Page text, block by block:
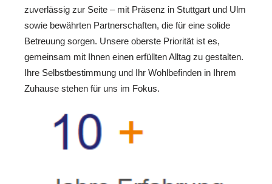
zuverlässig zur Seite – mit Präsenz in Stuttgart und Ulm
sowie bewährten Partnerschaften, die für eine solide
Betreuung sorgen. Unsere oberste Priorität ist es,
gemeinsam mit Ihnen einen erfüllten Alltag zu gestalten.
Ihre Selbstbestimmung und Ihr Wohlbefinden in Ihrem
Zuhause stehen für uns im Fokus.